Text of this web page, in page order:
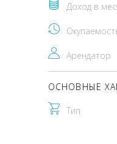
Доход в
Арендатор
ОСНОВНЫЕ
Тип